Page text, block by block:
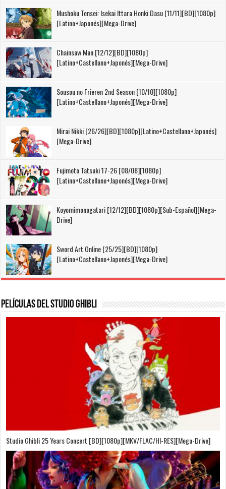
Mushoku Tensei: Isekai Ittara Honki Dasu [11/11][BD][1080p]
[Latino+Japonés][Mega-Drive]
Chainsaw Man [12/12][BD][1080p]
[Latino+Castellano+Japonés][Mega-Drive]
Sousou no Frieren 2nd Season [10/10][1080p]
[Latino+Castellano+Japonés][Mega-Drive]
Mirai Nikki [26/26][BD][1080p][Latino+Castellano+Japonés]
[Mega-Drive]
Fujimoto Tatsuki 17-26 [08/08][1080p]
[Latino+Castellano+Japonés][Mega-Drive]
Koyomimonogatari [12/12][BD][1080p][Sub-Español][Mega-
Drive]
Sword Art Online [25/25][BD][1080p]
[Latino+Castellano+Japonés][Mega-Drive]
Películas del Studio Ghibli
On Your Mark [OVA][BDrip][1080p][Sub-Español][Sub-English][MEGA]